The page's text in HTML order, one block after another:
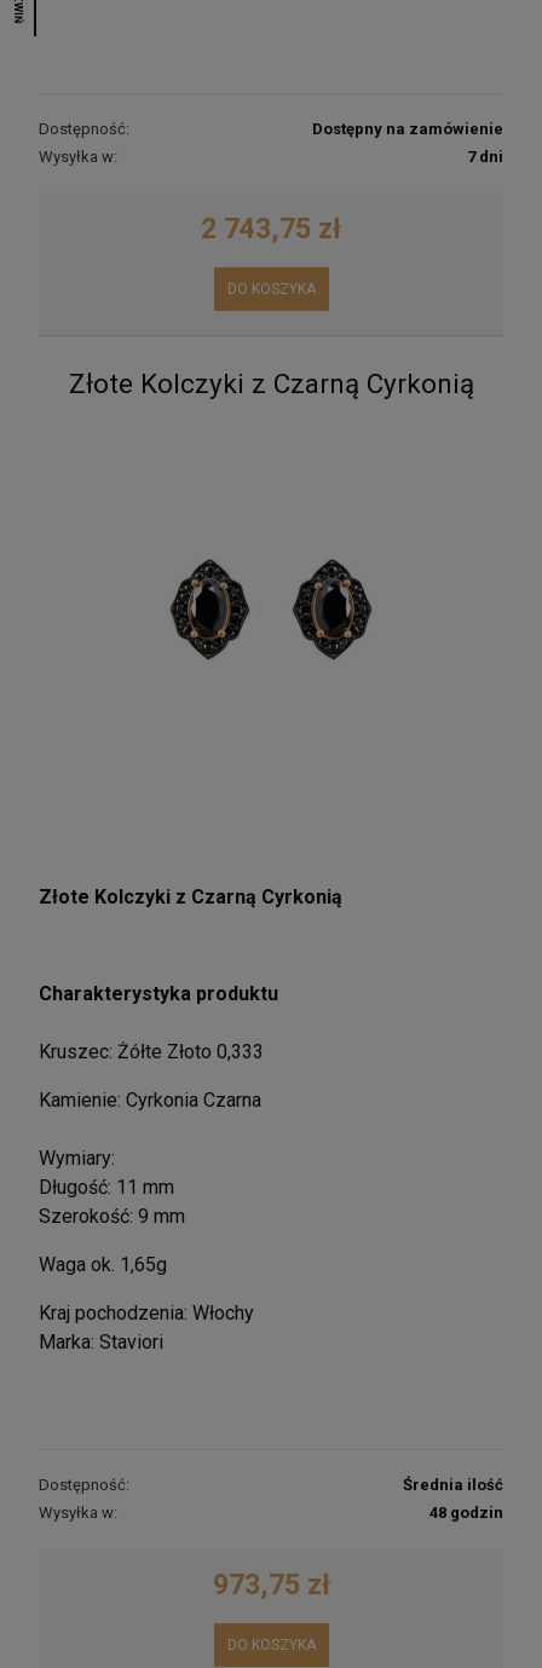
Dostępność:
Dostępny na zamówienie
Wysyłka w:
7 dni
2 743,75 zł
DO KOSZYKA
Złote Kolczyki z Czarną Cyrkonią
Złote Kolczyki z Czarną Cyrkonią
Charakterystyka produktu
Kruszec: Żółte Złoto 0,333
Kamienie: Cyrkonia Czarna
Wymiary:
Długość: 11 mm
Szerokość: 9 mm
Waga ok. 1,65g
Kraj pochodzenia: Włochy
Marka: Staviori
Dostępność:
Średnia ilość
Wysyłka w:
48 godzin
973,75 zł
DO KOSZYKA